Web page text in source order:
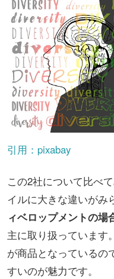
引用：pixabay
この2社について比べ
イルに大きな違いがみ
ィベロップメントの場
主に取り扱っています
が商品となっているの
すいのが魅力です。